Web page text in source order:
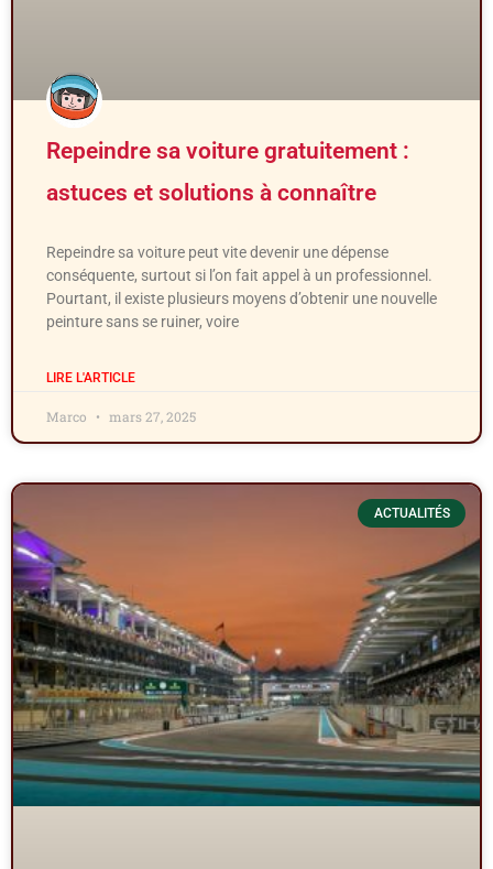
Repeindre sa voiture gratuitement :
astuces et solutions à connaître
Repeindre sa voiture peut vite devenir une dépense
conséquente, surtout si l’on fait appel à un professionnel.
Pourtant, il existe plusieurs moyens d’obtenir une nouvelle
peinture sans se ruiner, voire
LIRE L'ARTICLE
Marco mars 27, 2025
ACTUALITÉS